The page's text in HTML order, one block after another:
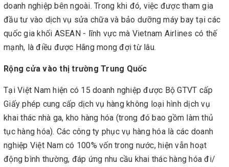
doanh nghiệp bên ngoài. Trong khi đó, việc được tham gia
đầu tư vào dịch vụ sửa chữa và bảo dưỡng máy bay tại các
quốc gia khối ASEAN - lĩnh vực mà Vietnam Airlines có thế
mạnh, là điều được Hãng mong đợi từ lâu.
Rộng cửa vào thị trường Trung Quốc
Tại Việt Nam hiện có 15 doanh nghiệp được Bộ GTVT cấp
Giấy phép cung cấp dịch vụ hàng không loại hình dịch vụ
khai thác nhà ga, kho hàng hóa (trong đó bao gồm làm thủ
tục hàng hóa). Các công ty phục vụ hàng hóa là các doanh
nghiệp Việt Nam có 100% vốn trong nước, hiện vẫn hoạt
động bình thường, đáp ứng nhu cầu khai thác hàng hóa đi/